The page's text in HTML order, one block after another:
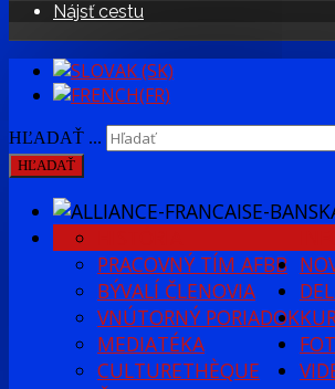
Nájsť cestu
HĽADAŤ ...
HĽADAŤ
PRACOVNÝ TÍM AFBB
BÝVALÍ ČLENOVIA
VNÚTORNÝ PORIADOK
MEDIATÉKA
CULTURETHÈQUE